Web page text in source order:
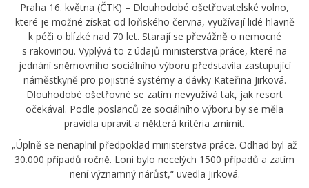
Praha 16. května (ČTK) – Dlouhodobé ošetřovatelské volno,
které je možné získat od loňského června, využívají lidé hlavně
k péči o blízké nad 70 let. Starají se převážně o nemocné
s rakovinou. Vyplývá to z údajů ministerstva práce, které na
jednání sněmovního sociálního výboru představila zastupující
náměstkyně pro pojistné systémy a dávky Kateřina Jirková.
Dlouhodobé ošetřovné se zatím nevyužívá tak, jak resort
očekával. Podle poslanců ze sociálního výboru by se měla
pravidla upravit a některá kritéria zmírnit.
„Úplně se nenaplnil předpoklad ministerstva práce. Odhad byl až
30.000 případů ročně. Loni bylo necelých 1500 případů a zatím
není významný nárůst,“ uvedla Jirková.